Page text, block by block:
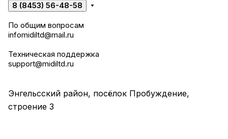
8 (8453) 56-48-58
По общим вопросам
infomidiltd@mail.ru
Техническая поддержка
support@midiltd.ru
Энгельсский район, посёлок Пробуждение,
строение 3